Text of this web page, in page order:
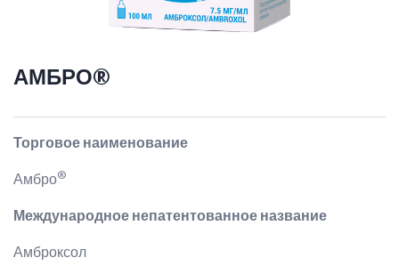
АМБРО®
Торговое наименование
Амбро®
Международное непатентованное название
Амброксол